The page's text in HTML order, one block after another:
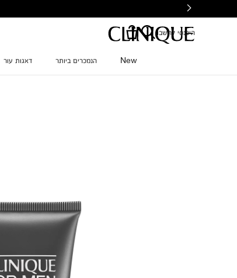
היכנסי לחשבון
New הנמכרים ביותר דאגות עור